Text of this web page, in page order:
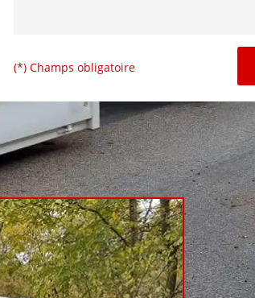
(*) Champs obligatoire